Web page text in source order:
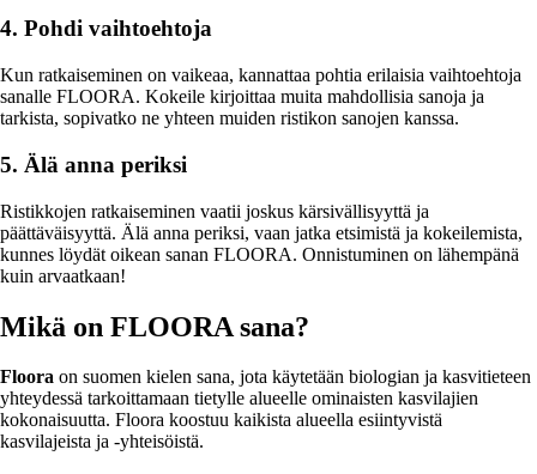
4. Pohdi vaihtoehtoja
Kun ratkaiseminen on vaikeaa, kannattaa pohtia erilaisia vaihtoehtoja
sanalle FLOORA. Kokeile kirjoittaa muita mahdollisia sanoja ja
tarkista, sopivatko ne yhteen muiden ristikon sanojen kanssa.
5. Älä anna periksi
Ristikkojen ratkaiseminen vaatii joskus kärsivällisyyttä ja
päättäväisyyttä. Älä anna periksi, vaan jatka etsimistä ja kokeilemista,
kunnes löydät oikean sanan FLOORA. Onnistuminen on lähempänä
kuin arvaatkaan!
Mikä on FLOORA sana?
Floora on suomen kielen sana, jota käytetään biologian ja kasvitieteen
yhteydessä tarkoittamaan tietylle alueelle ominaisten kasvilajien
kokonaisuutta. Floora koostuu kaikista alueella esiintyvistä
kasvilajeista ja -yhteisöistä.